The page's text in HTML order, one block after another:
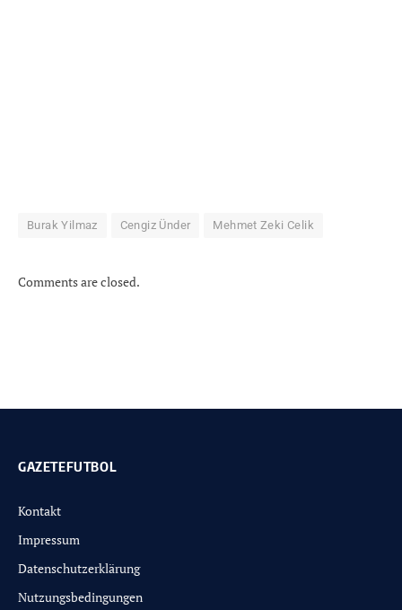
Burak Yilmaz Cengiz Ünder Mehmet Zeki Celik
Comments are closed.
GAZETEFUTBOL
Kontakt
Impressum
Datenschutzerklärung
Nutzungsbedingungen